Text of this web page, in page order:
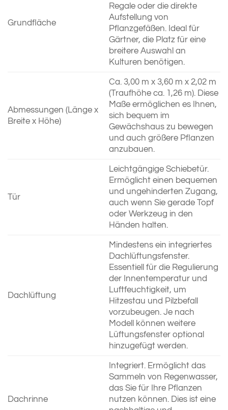
Grundfläche
Regale oder die direkte
Aufstellung von
Pflanzgefäßen. Ideal für
Gärtner, die Platz für eine
breitere Auswahl an
Kulturen benötigen.
Abmessungen (Länge x
Breite x Höhe)
Ca. 3,00 m x 3,60 m x 2,02 m
(Traufhöhe ca. 1,26 m). Diese
Maße ermöglichen es Ihnen,
sich bequem im
Gewächshaus zu bewegen
und auch größere Pflanzen
anzubauen.
Tür
Leichtgängige Schiebetür.
Ermöglicht einen bequemen
und ungehinderten Zugang,
auch wenn Sie gerade Topf
oder Werkzeug in den
Händen halten.
Dachlüftung
Mindestens ein integriertes
Dachlüftungsfenster.
Essentiell für die Regulierung
der Innentemperatur und
Luftfeuchtigkeit, um
Hitzestau und Pilzbefall
vorzubeugen. Je nach
Modell können weitere
Lüftungsfenster optional
hinzugefügt werden.
Dachrinne
Integriert. Ermöglicht das
Sammeln von Regenwasser,
das Sie für Ihre Pflanzen
nutzen können. Dies ist eine